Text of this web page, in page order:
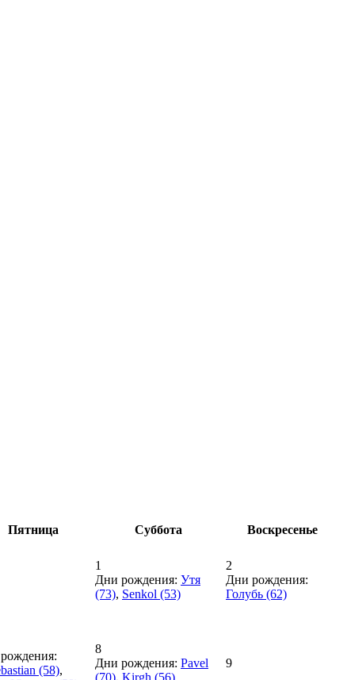
Пятница Суббота Воскресенье
1
Дни рождения: Утя
(73), Senkol (53)
2
Дни рождения:
Голубь (62)
(58),
8
Дни рождения: Pavel
(70), Kirgh (56)
9